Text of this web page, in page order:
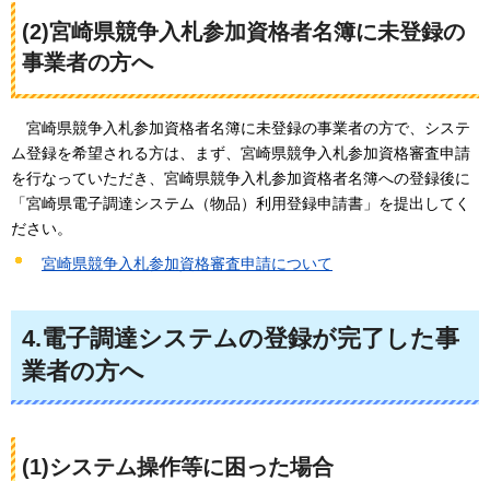
(2)宮崎県競争入札参加資格者名簿に未登録の
事業者の方へ
宮崎県競争入札参加資格者名簿に未登録の事業者の方で、システ
ム登録を希望される方は、まず、宮崎県競争入札参加資格審査申請
を行なっていただき、宮崎県競争入札参加資格者名簿への登録後に
「宮崎県電子調達システム（物品）利用登録申請書」を提出してく
ださい。
宮崎県競争入札参加資格審査申請について
4.電子調達システムの登録が完了した事
業者の方へ
(1)システム操作等に困った場合